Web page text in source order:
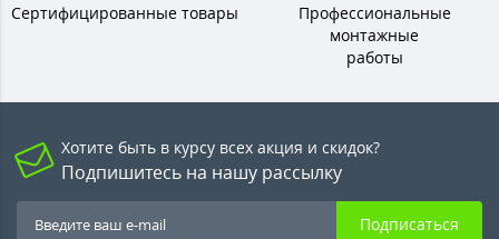
Сертифицированные товары
Профессиональные
монтажные
работы
Хотите быть в курсу всех акция и скидок?
Подпишитесь на нашу рассылку
Подписаться